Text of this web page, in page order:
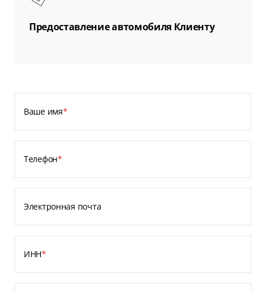
Предоставление автомобиля Клиенту
Ваше имя*
Телефон*
Электронная почта
ИНН*